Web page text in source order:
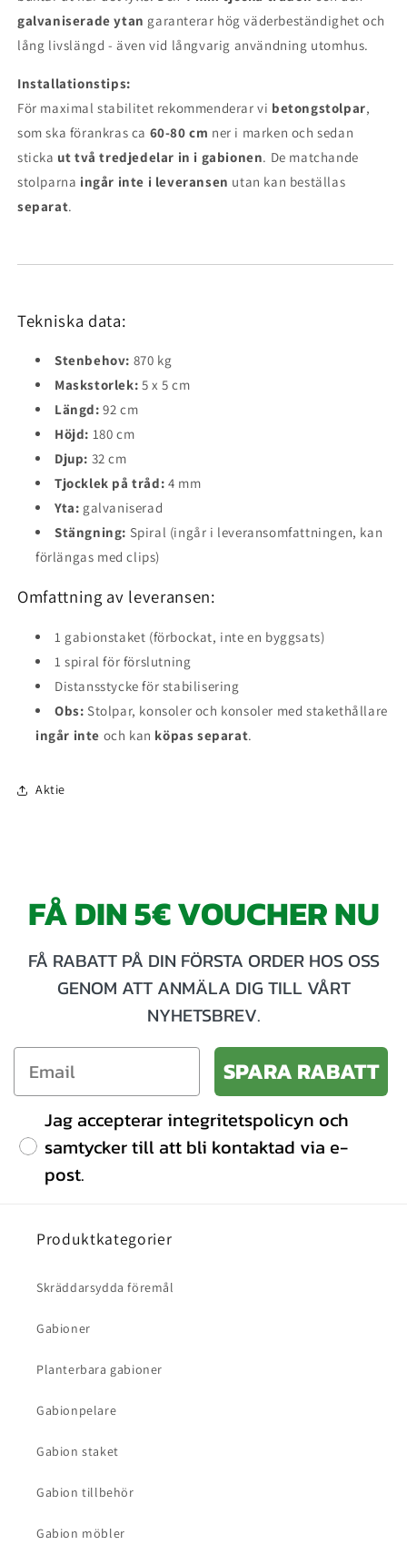
galvaniserade ytan garanterar hög väderbeständighet och
lång livslängd - även vid långvarig användning utomhus.
Installationstips:
För maximal stabilitet rekommenderar vi betongstolpar,
som ska förankras ca 60-80 cm ner i marken och sedan
sticka ut två tredjedelar in i gabionen. De matchande
stolparna ingår inte i leveransen utan kan beställas
separat.
Tekniska data:
Stenbehov: 870 kg
Maskstorlek: 5 x 5 cm
Längd: 92 cm
Höjd: 180 cm
Djup: 32 cm
Tjocklek på tråd: 4 mm
Yta: galvaniserad
Stängning: Spiral (ingår i leveransomfattningen, kan
förlängas med clips)
Omfattning av leveransen:
1 gabionstaket (förbockat, inte en byggsats)
1 spiral för förslutning
Distansstycke för stabilisering
Obs: Stolpar, konsoler och konsoler med stakethållare
ingår inte och kan köpas separat.
Aktie
FÅ DIN 5€ VOUCHER NU
FÅ RABATT PÅ DIN FÖRSTA ORDER HOS OSS
GENOM ATT ANMÄLA DIG TILL VÅRT
NYHETSBREV.
SPARA RABATT
Jag accepterar integritetspolicyn och
samtycker till att bli kontaktad via e-
post.
Produktkategorier
Skräddarsydda föremål
Gabioner
Planterbara gabioner
Gabionpelare
Gabion staket
Gabion tillbehör
Gabion möbler